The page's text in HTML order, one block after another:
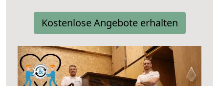
Kostenlose Angebote erhalten